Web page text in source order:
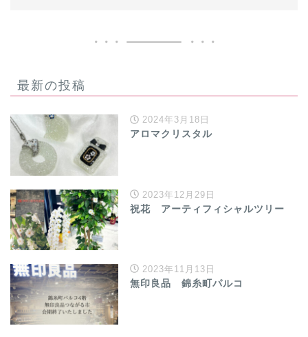
最新の投稿
2024年3月18日
アロマクリスタル
2023年12月29日
祝花 アーティフィシャルツリー
2023年11月13日
無印良品 錦糸町パルコ